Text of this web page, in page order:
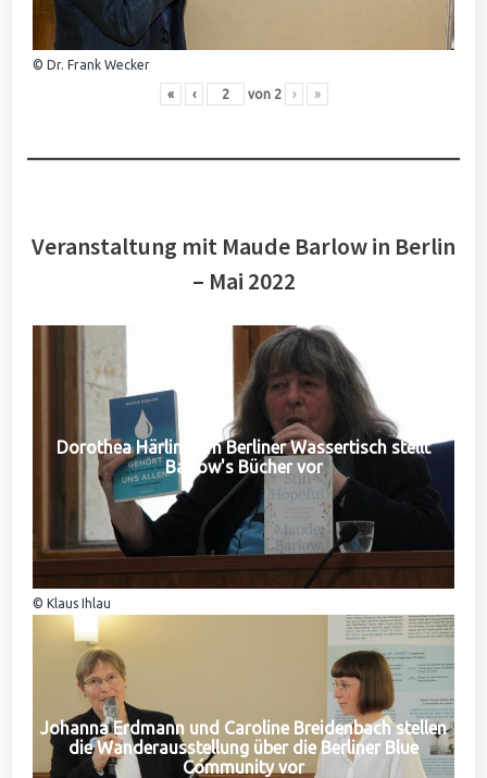
© Dr. Frank Wecker
« ‹ von 2 › »
Veranstaltung mit Maude Barlow in Berlin
– Mai 2022
Dorothea Härlin vom Berliner Wassertisch stellt
Barlow's Bücher vor
© Klaus Ihlau
Johanna Erdmann und Caroline Breidenbach stellen
die Wanderausstellung über die Berliner Blue
Community vor